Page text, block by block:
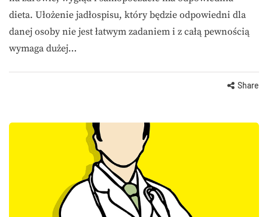
dieta. Ułożenie jadłospisu, który będzie odpowiedni dla
danej osoby nie jest łatwym zadaniem i z całą pewnością
wymaga dużej…
Share